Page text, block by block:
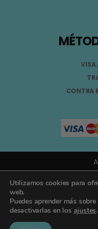
VISA
CONTRA
Registro General
Utilizamos cookies para
web.
Puedes aprender más
desactivarlas en los ajustes.